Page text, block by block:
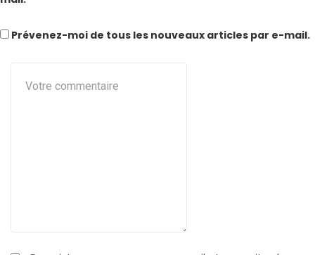
Prévenez-moi de tous les nouveaux articles par e-mail.